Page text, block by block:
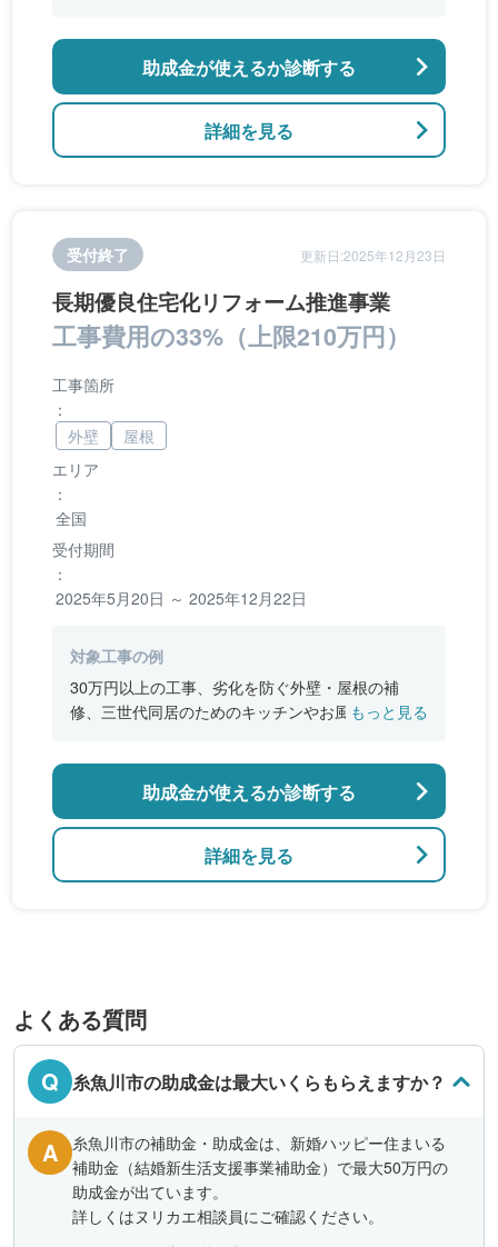
のバリアフリー改修
詳細を見る
助成金が使えるか診断する
受付終了 更新日:2025年12月23日
長期優良住宅化リフォーム推進事業
工事費用の33%（上限210万円）
エリア
：
全国
受付期間
：
2025年5月20日 ～ 2025年12月22日
工事箇所
：
外壁
屋根
対象工事の例
30万円以上の工事、劣化を防ぐ外壁・屋根の補
修、三世代同居のためのキッチンやお風呂の増
もっと見る
詳細を見る
助成金が使えるか診断する
よくある質問
Q 糸魚川市の助成金は最大いくらもらえますか？
A
糸魚川市の補助金・助成金は、新婚ハッピー住まいる
補助金（結婚新生活支援事業補助金）で最大50万円の
助成金が出ています。
詳しくはヌリカエ相談員にご確認ください。